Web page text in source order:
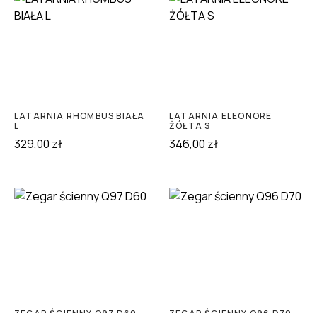
LATARNIA RHOMBUS BIAŁA
L
329,00 zł
LATARNIA ELEONORE
ŻÓŁTA S
346,00 zł